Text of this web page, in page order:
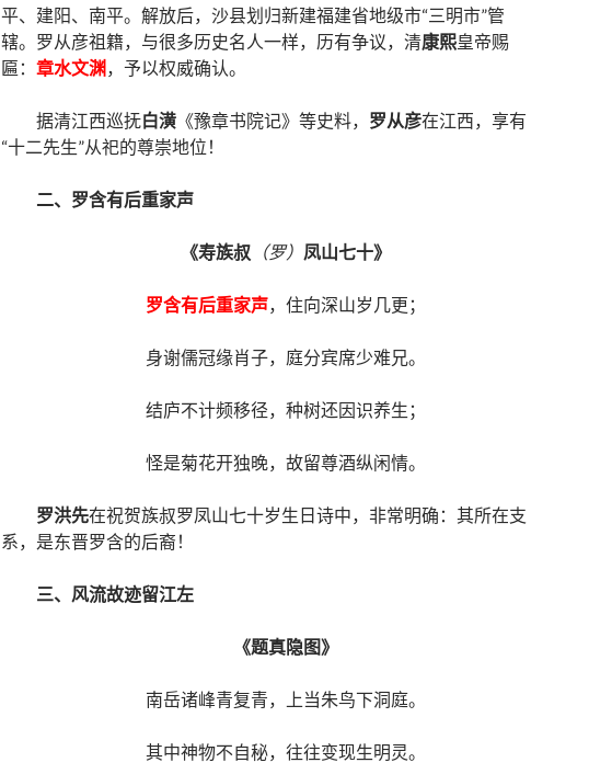
平、建阳、南平。解放后，沙县划归新建福建省地级市“三明市”管
辖。罗从彦祖籍，与很多历史名人一样，历有争议，清康熙皇帝赐
匾： 章水文渊 ，予以权威确认。
据清江西巡抚白潢 《豫章书院记》等史料， 罗从彦在江西，享有
“十二先生”从祀的尊崇地位！
二、 罗含有后重家声
《寿族叔 （罗） 凤山七十》
罗含有后重家声，住向深山岁几更；
身谢儒冠缘肖子，庭分宾席少难兄。
结庐不计频移径，种树还因识养生；
怪是菊花开独晚，故留尊酒纵闲情。
罗洪先在祝贺族叔罗凤山七十岁生日诗中，非常明确：其所在支
系，是东晋罗含的后裔！
三、 风流故迹留江左
《题真隐图》
南岳诸峰青复青，上当朱鸟下洞庭。
其中神物不自秘，往往变现生明灵。